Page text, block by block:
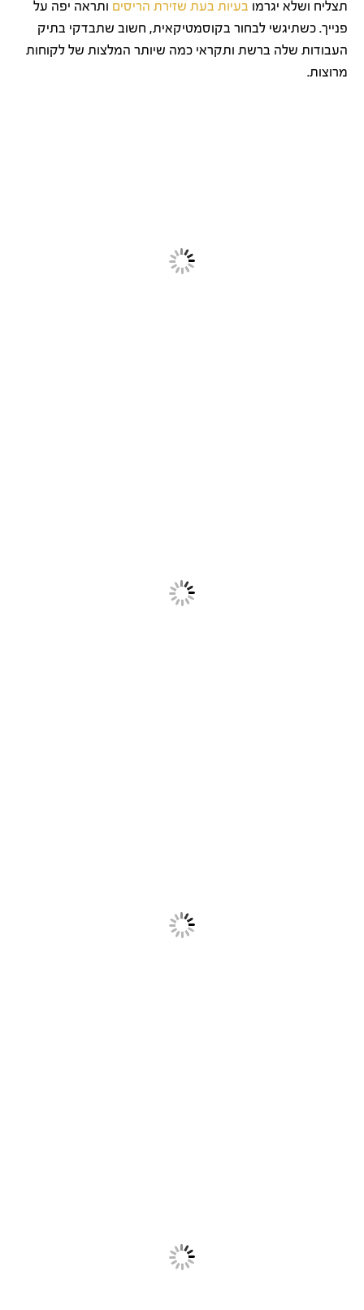
תצליח ושלא יגרמו בעיות בעת שזירת הריסים ותראה יפה על
פנייך. כשתיגשי לבחור בקוסמטיקאית, חשוב שתבדקי בתיק
העבודות שלה ברשת ותקראי כמה שיותר המלצות של לקוחות
מרוצות.